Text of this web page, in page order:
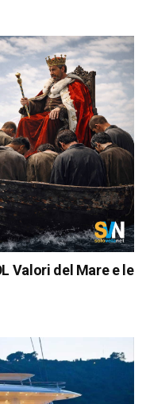
Valori del Mare e le